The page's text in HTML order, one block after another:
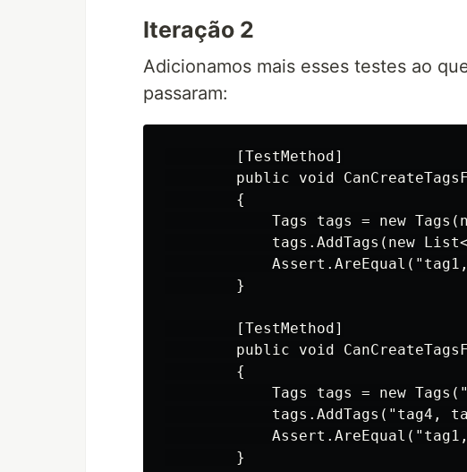
Iteração 2
Adicionamos mais esses testes ao
passaram:
        [TestMethod]
public void
        {
Tags tags = new
tags.AddTags(new
        }
        [TestMethod]
public void
        {
Tags tags = new
tags.AddTags("tag4,
        }